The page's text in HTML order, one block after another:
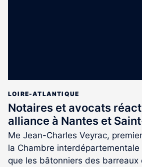
LOIRE-ATLANTIQUE
Notaires et avocats
alliance à Nantes et
Me Jean-Charles Veyrac,
la Chambre
que les bâtonniers des barreaux